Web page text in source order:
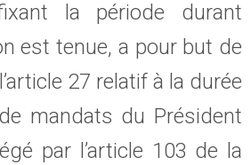
la période durant
est tenue, a pour but de
27 relatif à la durée
mandats du Président
par l’article 103 de la